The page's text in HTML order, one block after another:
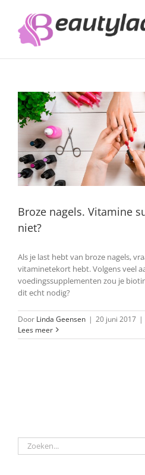
inhoud
Broze nagels. Vitamine
niet?
Als je last hebt van broze nagels,
vitaminetekort hebt. Volgens veel
voedingssupplementen zou je
dit echt nodig?
Door Linda Geensen | 20 juni 2017 |
Lees meer
Zoeken
naar: